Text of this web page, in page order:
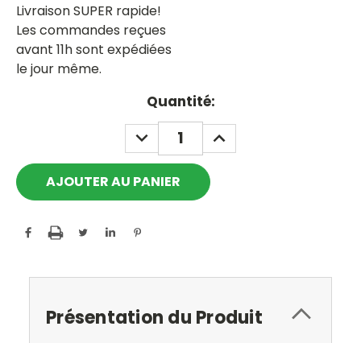
Livraison SUPER rapide!
Les commandes reçues
avant 11h sont expédiées
le jour même.
Quantité:
DECREASE
QUANTITY:
INCREASE
QUANTITY:
Présentation du Produit